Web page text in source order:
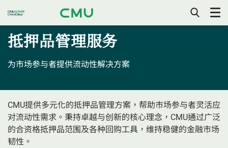
开/
关
闭
机
目
抵押品管理服务
为市场参与者提供流动性解决方案
CMU提供多元化的抵押品管理方案，帮助市场参与者灵活应
对流动性需求。秉持卓越与创新的核心理念，CMU通过广泛
的合资格抵押品范围及各种回购工具，维持稳健的金融市场
韧性。